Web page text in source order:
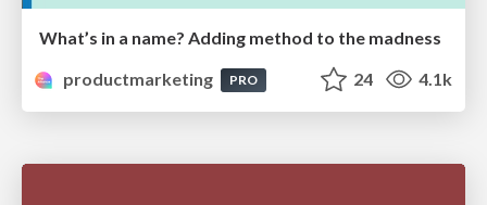
What’s in a name? Adding method to the madness
productmarketing
PRO 24 4.1k